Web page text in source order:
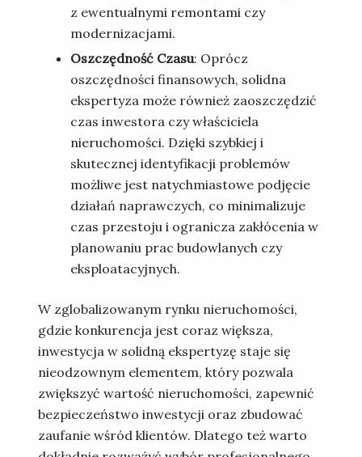
z ewentualnymi remontami czy
modernizacjami.
Oszczędność Czasu: Oprócz
oszczędności finansowych, solidna
ekspertyza może również zaoszczędzić
czas inwestora czy właściciela
nieruchomości. Dzięki szybkiej i
skutecznej identyfikacji problemów
możliwe jest natychmiastowe podjęcie
działań naprawczych, co minimalizuje
czas przestoju i ogranicza zakłócenia w
planowaniu prac budowlanych czy
eksploatacyjnych.
W zglobalizowanym rynku nieruchomości,
gdzie konkurencja jest coraz większa,
inwestycja w solidną ekspertyzę staje się
nieodzownym elementem, który pozwala
zwiększyć wartość nieruchomości, zapewnić
bezpieczeństwo inwestycji oraz zbudować
zaufanie wśród klientów. Dlatego też warto